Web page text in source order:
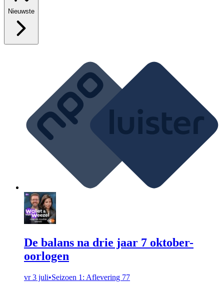
Nieuwste
De balans na drie jaar 7 oktober-
oorlogen
vr 3 juli•Seizoen 1: Aflevering 77